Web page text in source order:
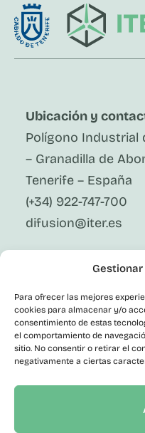
Para ofrecer las mejores
cookies para almacenar y/o
consentimiento de estas
el comportamiento de
sitio. No consentir o retirar el
negativamente a ciertas
Ubicación y
Polígono Industrial
– Granadilla de
Tenerife – España
(+34) 922-747-700
difusion@iter.es
X
Instagram
Youtube
Corporativo
Contacto